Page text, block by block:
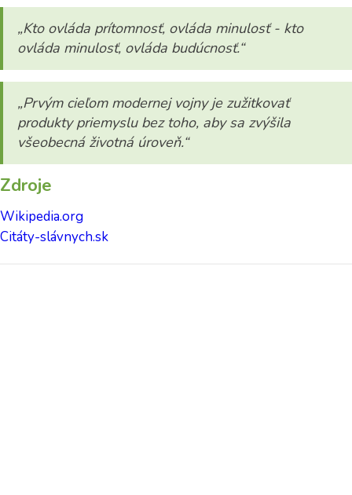
„Kto ovláda prítomnosť, ovláda minulosť - kto
ovláda minulosť, ovláda budúcnosť.“
„Prvým cieľom modernej vojny je zužitkovať
produkty priemyslu bez toho, aby sa zvýšila
všeobecná životná úroveň.“
Zdroje
Wikipedia.org
Citáty-slávnych.sk